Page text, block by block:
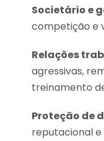
Societário e
competição e
Relações
agressivas,
treinamento
Proteção de
reputacional e